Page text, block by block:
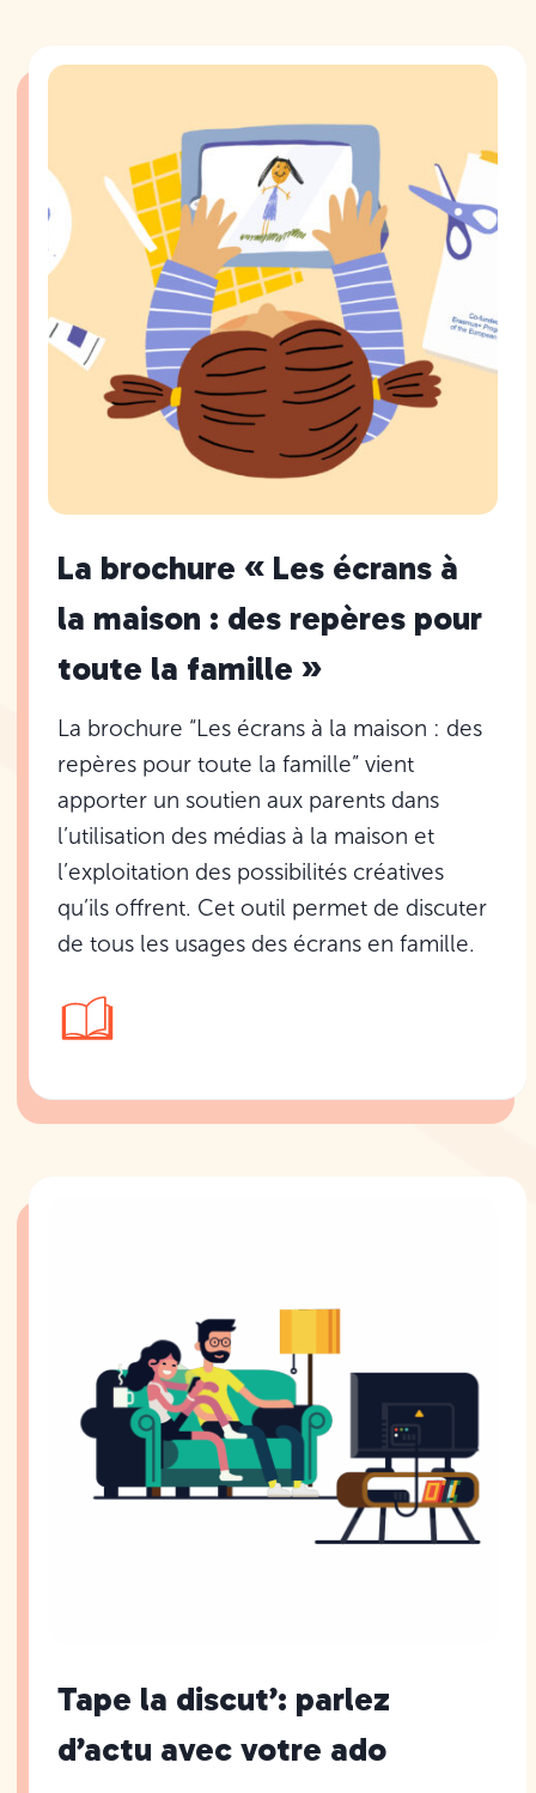
La brochure « Les écrans à
la maison : des repères pour
toute la famille »
La brochure “Les écrans à la maison : des
repères pour toute la famille” vient
apporter un soutien aux parents dans
l’utilisation des médias à la maison et
l’exploitation des possibilités créatives
qu’ils offrent. Cet outil permet de discuter
de tous les usages des écrans en famille.
Tape la discut’: parlez
d’actu avec votre ado